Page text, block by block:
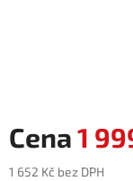
1
1 652 Kč bez DPH